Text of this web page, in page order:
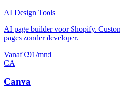
AI Design Tools
AI page builder voor Shopify.
pages zonder developer.
Vanaf €91/mnd
CA
Canva